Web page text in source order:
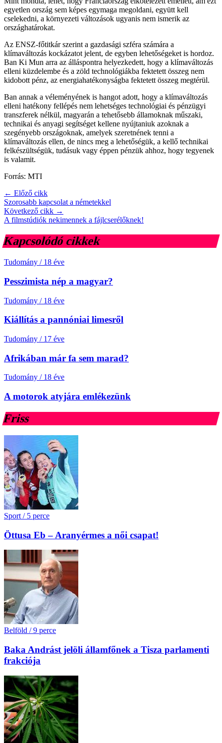
egyetlen ország sem képes egymaga megoldani, együtt kell
cselekedni, a környezeti változások ugyanis nem ismerik az
országhatárokat.
Az ENSZ-főtitkár szerint a gazdasági szféra számára a
klímaváltozás kockázatot jelent, de egyben lehetőségeket is hordoz.
Ban Ki Mun arra az álláspontra helyezkedett, hogy a klímaváltozás
elleni küzdelembe és a zöld technológiákba fektetett összeg nem
kidobott pénz, az energiahatékonyságba fektetett összeg megtérül.
Ban annak a véleményének is hangot adott, hogy a klímaváltozás
elleni hatékony fellépés nem lehetséges technológiai és pénzügyi
transzferek nélkül, magyarán a tehetősebb államoknak műszaki,
technikai és anyagi segítséget kellene nyújtaniuk azoknak a
szegényebb országoknak, amelyek szeretnének tenni a
klímaváltozás ellen, de nincs meg a lehetőségük, a kellő technikai
felkészültségük, tudásuk vagy éppen pénzük ahhoz, hogy tegyenek
is valamit.
Forrás: MTI
← Előző cikk
Szorosabb kapcsolat a németekkel
Következő cikk →
A filmstúdiók nekimennek a fájlcserélőknek!
Kapcsolódó cikkek
Tudomány / 18 éve
Pesszimista nép a magyar?
Tudomány / 18 éve
Kiállítás a pannóniai limesről
Tudomány / 17 éve
Afrikában már fa sem marad?
Tudomány / 18 éve
A motorok atyjára emlékezünk
Friss
Sport / 5 perce
Öttusa Eb – Aranyérmes a női csapat!
Belföld / 9 perce
Baka Andrást jelöli államfőnek a Tisza parlamenti
frakciója